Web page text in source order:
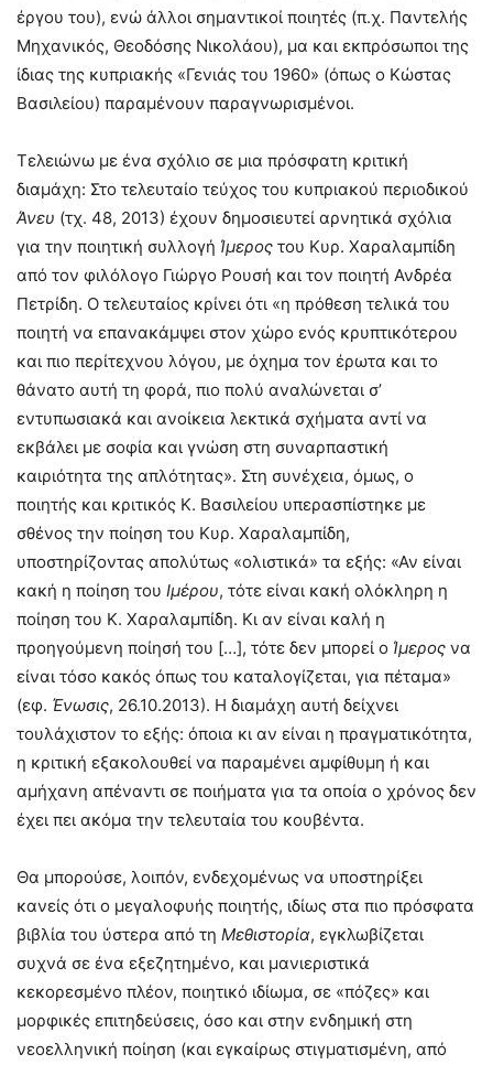
έργου του), ενώ άλλοι σημαντικοί ποιητές (π.χ. Παντελής
Μηχανικός, Θεοδόσης Νικολάου), μα και εκπρόσωποι της
ίδιας της κυπριακής «Γενιάς του 1960» (όπως ο Κώστας
Βασιλείου) παραμένουν παραγνωρισμένοι.
Τελειώνω με ένα σχόλιο σε μια πρόσφατη κριτική
διαμάχη: Στο τελευταίο τεύχος του κυπριακού περιοδικού
Άνευ (τχ. 48, 2013) έχουν δημοσιευτεί αρνητικά σχόλια
για την ποιητική συλλογή Ίμερος του Κυρ. Χαραλαμπίδη
από τον φιλόλογο Γιώργο Ρουσή και τον ποιητή Ανδρέα
Πετρίδη. Ο τελευταίος κρίνει ότι «η πρόθεση τελικά του
ποιητή να επανακάμψει στον χώρο ενός κρυπτικότερου
και πιο περίτεχνου λόγου, με όχημα τον έρωτα και το
θάνατο αυτή τη φορά, πιο πολύ αναλώνεται σ’
εντυπωσιακά και ανοίκεια λεκτικά σχήματα αντί να
εκβάλει με σοφία και γνώση στη συναρπαστική
καιριότητα της απλότητας». Στη συνέχεια, όμως, ο
ποιητής και κριτικός Κ. Βασιλείου υπερασπίστηκε με
σθένος την ποίηση του Κυρ. Χαραλαμπίδη,
υποστηρίζοντας απολύτως «ολιστικά» τα εξής: «Αν είναι
κακή η ποίηση του Ιμέρου, τότε είναι κακή ολόκληρη η
ποίηση του Κ. Χαραλαμπίδη. Κι αν είναι καλή η
προηγούμενη ποίησή του […], τότε δεν μπορεί ο Ίμερος να
είναι τόσο κακός όπως του καταλογίζεται, για πέταμα»
(εφ. Ένωσις, 26.10.2013). Η διαμάχη αυτή δείχνει
τουλάχιστον το εξής: όποια κι αν είναι η πραγματικότητα,
η κριτική εξακολουθεί να παραμένει αμφίθυμη ή και
αμήχανη απέναντι σε ποιήματα για τα οποία ο χρόνος δεν
έχει πει ακόμα την τελευταία του κουβέντα.
Θα μπορούσε, λοιπόν, ενδεχομένως να υποστηρίξει
κανείς ότι ο μεγαλοφυής ποιητής, ιδίως στα πιο πρόσφατα
βιβλία του ύστερα από τη Μεθιστορία, εγκλωβίζεται
συχνά σε ένα εξεζητημένο, και μανιεριστικά
κεκορεσμένο πλέον, ποιητικό ιδίωμα, σε «πόζες» και
μορφικές επιτηδεύσεις, όσο και στην ενδημική στη
νεοελληνική ποίηση (και εγκαίρως στιγματισμένη, από